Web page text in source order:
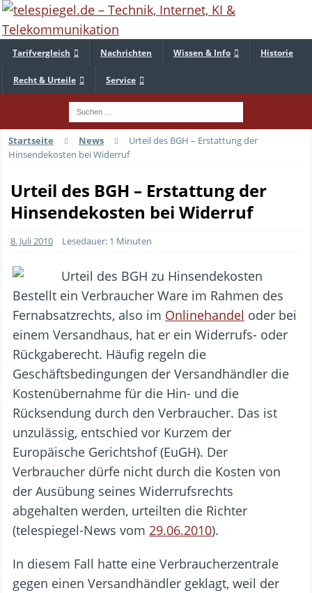
Tarifvergleich Nachrichten Wissen & Info Historie
Recht & Urteile Service
Startseite News
Urteil des BGH – Erstattung der
Hinsendekosten bei Widerruf
Urteil des BGH – Erstattung der
Hinsendekosten bei Widerruf
8. Juli 2010 Lesedauer: 1 Minuten
Bestellt ein Verbraucher Ware im Rahmen des
Fernabsatzrechts, also im Onlinehandel oder bei
einem Versandhaus, hat er ein Widerrufs- oder
Rückgaberecht. Häufig regeln die
Geschäftsbedingungen der Versandhändler die
Kostenübernahme für die Hin- und die
Rücksendung durch den Verbraucher. Das ist
unzulässig, entschied vor Kurzem der
Europäische Gerichtshof (EuGH). Der
Verbraucher dürfe nicht durch die Kosten von
der Ausübung seines Widerrufsrechts
abgehalten werden, urteilten die Richter
(telespiegel-News vom 29.06.2010).
In diesem Fall hatte eine Verbraucherzentrale
gegen einen Versandhändler geklagt, weil der